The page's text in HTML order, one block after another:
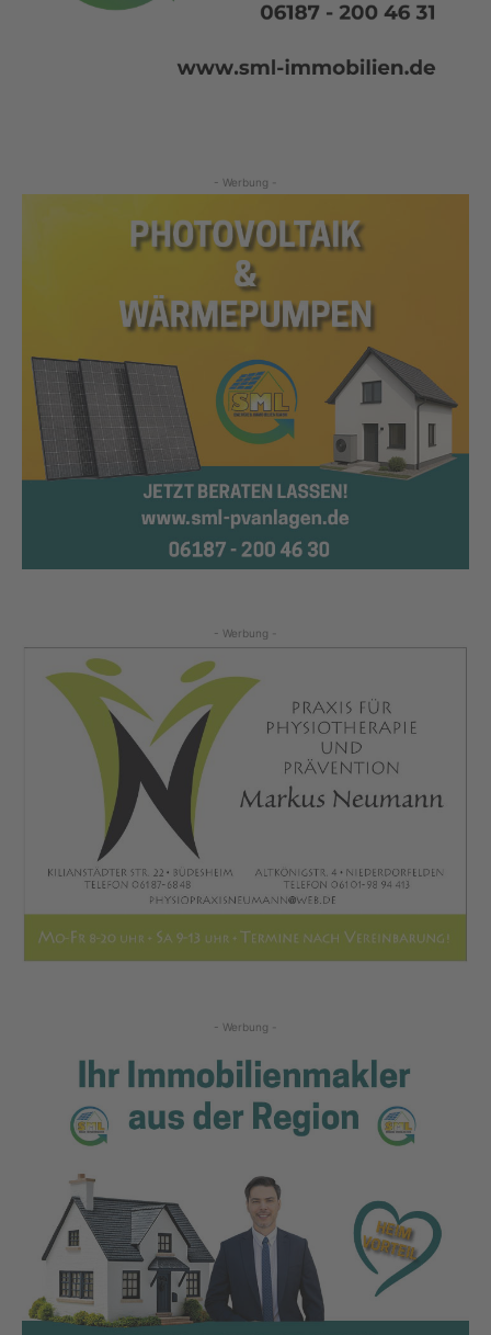
- Werbung -
- Werbung -
- Werbung -